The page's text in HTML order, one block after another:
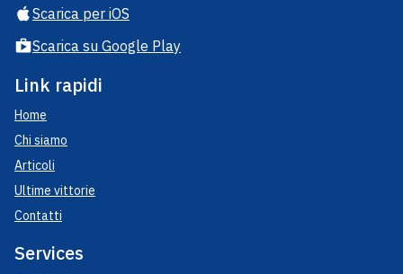
Scarica per iOS
Scarica su Google Play
Link rapidi
Home
Chi siamo
Articoli
Ultime vittorie
Contatti
Services